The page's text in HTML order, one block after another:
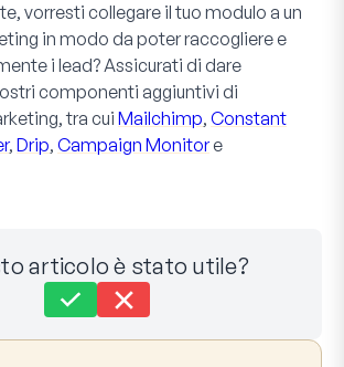
vorresti collegare il tuo modulo a un
in modo da poter raccogliere e
i lead? Assicurati di dare
componenti aggiuntivi di
tra cui Mailchimp, Constant
, Drip, Campaign Monitore
articolo è stato utile?